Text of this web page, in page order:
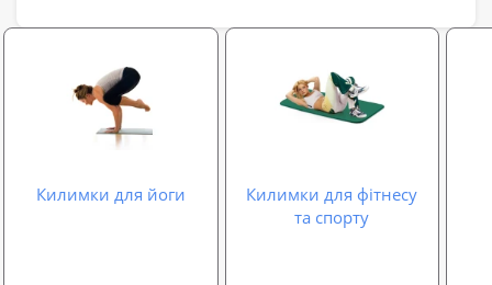
Килимки для йоги
Килимки для фітнесу
та спорту